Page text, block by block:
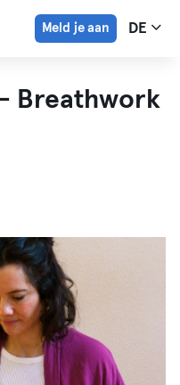
Meld je aan DE
Breathwork